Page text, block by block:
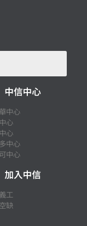
中信中心
中心
心
心
中心
中心
加入中信
工
缺